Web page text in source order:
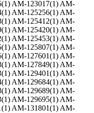
AM-123017(1) AM-
AM-125256(1) AM-
AM-125412(1) AM-
AM-125420(1) AM-
AM-125453(1) AM-
AM-125807(1) AM-
AM-127601(1) AM-
AM-127849(1) AM-
AM-129401(1) AM-
AM-129684(1) AM-
AM-129689(1) AM-
AM-129695(1) AM-
AM-131801(1) AM-